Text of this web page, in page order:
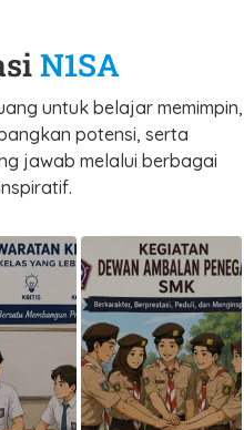
N1SA
untuk belajar memimpin,
potensi, serta
jawab melalui berbagai